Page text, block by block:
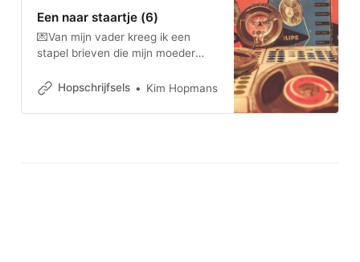
Een naar staartje (6)
💌Van mijn vader kreeg ik een
stapel brieven die mijn moeder
haar ziekte in 1989/1990. In deze
eíndelijk aan om de brieven te
Hopschrijfsels Kim Hopmans